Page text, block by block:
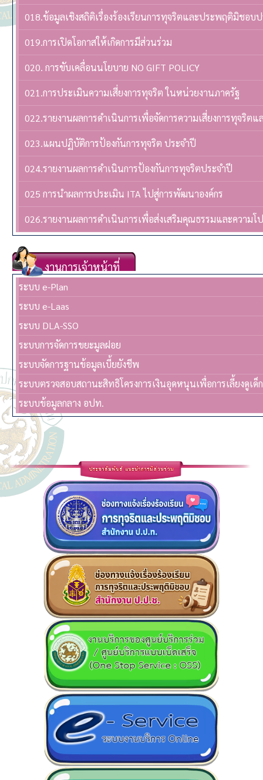
018.ข้อมูลเชิงสถิติเรื่องร้องเรียนการทุจริตและประพฤติมิชอบ
019.การเปิดโอกาสให้เกิดการมีส่วนร่วม
020. การขับเคลื่อนนโยบาย NO GIFT POLICY
021.การประเมินความเสี่ยงการทุจริต ในหน่วยงานภาครัฐ
022.รายงานผลการดำเนินการเพื่อจัดการความเสี่ยงการทุจริ
023.แผนปฏิบัติการป้องกันการทุจริต ประจำปี
024.รายงานผลการดำเนินการป้องกันการทุจริตประจำปี
025 การนำผลการประเมิน ITA ไปสู่การพัฒนาองค์กร
026.รายงานผลการดำเนินการเพื่อส่งเสริมคุณธรรมและความ
งานการเจ้าหน้าที่
ระบบ e-Plan
ระบบ e-Laas
ระบบ DLA-SSO
ระบบการจัดการขยะมูลฝอย
ระบบจัดการฐานข้อมูลเบี้ยยังชีพ
ระบบตรวจสอบสถานะสิทธิโครงการเงินอุดหนุนเพื่อการเลี้ยงดูเด็
ระบบข้อมูลกลาง อปท.